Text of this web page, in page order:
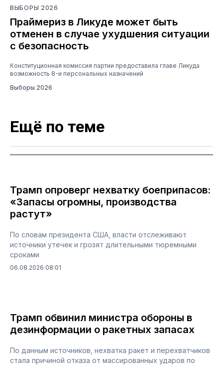
ВЫБОРЫ 2026
Праймериз в Ликуде может быть
отменен в случае ухудшения ситуации
с безопасность
Конституционная комиссия партии предоставила главе Ликуда
возможность 8-и персональных назначений
Выборы 2026
Ещё по теме
Трамп опроверг нехватку боеприпасов:
«Запасы огромны, производства
растут»
По словам президента США, власти отслеживают
источники утечек и грозят длительными тюремными
сроками
06.08.2026 08:01
Трамп обвинил министра обороны в
дезинформации о ракетных запасах
По данным источников, нехватка ракет и перехватчиков
стала причиной отказа от массированных ударов по